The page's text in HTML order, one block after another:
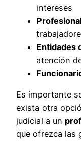
intereses
Entidades
atención
Es importante
exista otra
judicial a un
que ofrezca las